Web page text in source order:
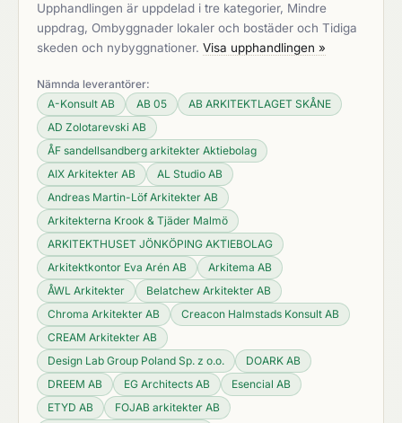
Upphandlingen är uppdelad i tre kategorier, Mindre
uppdrag, Ombyggnader lokaler och bostäder och Tidiga
skeden och nybyggnationer. Visa upphandlingen »
Nämnda leverantörer:
A-Konsult AB
AB 05
AB ARKITEKTLAGET SKÅNE
AD Zolotarevski AB
ÅF sandellsandberg arkitekter Aktiebolag
AIX Arkitekter AB
AL Studio AB
Andreas Martin-Löf Arkitekter AB
Arkitekterna Krook & Tjäder Malmö
ARKITEKTHUSET JÖNKÖPING AKTIEBOLAG
Arkitektkontor Eva Arén AB
Arkitema AB
ÅWL Arkitekter
Belatchew Arkitekter AB
Chroma Arkitekter AB
Creacon Halmstads Konsult AB
CREAM Arkitekter AB
Design Lab Group Poland Sp. z o.o.
DOARK AB
DREEM AB
EG Architects AB
Esencial AB
ETYD AB
FOJAB arkitekter AB